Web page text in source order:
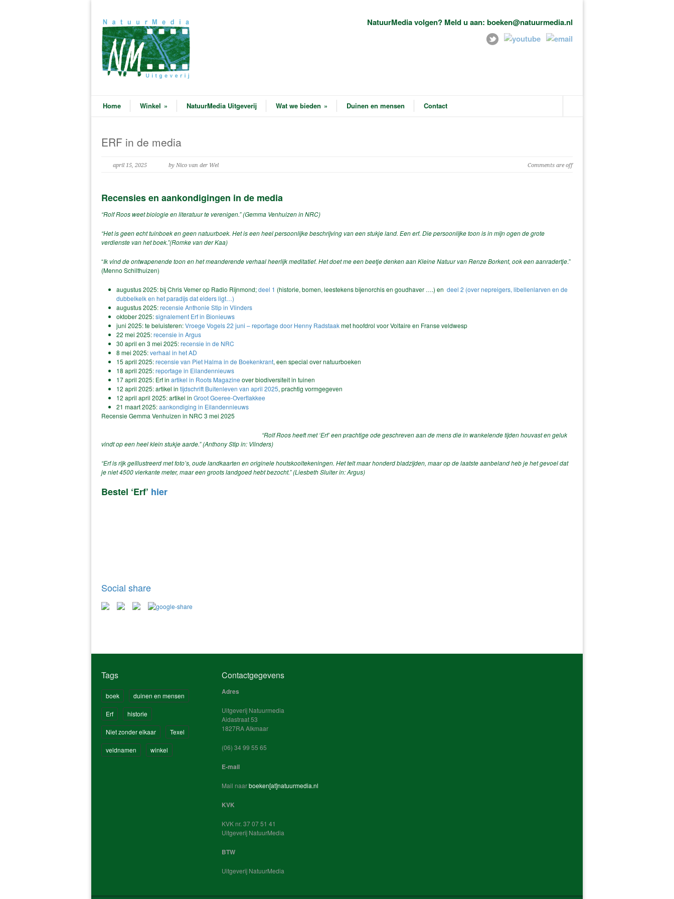
NatuurMedia volgen? Meld u aan: boeken@natuurmedia.nl
Home Winkel » NatuurMedia Uitgeverij Wat we bieden » Duinen en mensen Contact
ERF in de media
april 15, 2025 by Nico van der Wel Comments are off
Recensies en aankondigingen in de media
“Rolf Roos weet biologie en literatuur te verenigen.” (Gemma Venhuizen in NRC)
“Het is geen echt tuinboek en geen natuurboek. Het is een heel persoonlijke beschrijving van een stukje land. Een erf. Die persoonlijke toon is in mijn ogen de grote
verdienste van het boek.”(Romke van der Kaa)
“Ik vind de ontwapenende toon en het meanderende verhaal heerlijk meditatief. Het doet me een beetje denken aan Kleine Natuur van Renze Borkent, ook een aanradertje.”
(Menno Schilthuizen)
augustus 2025: bij Chris Vemer op Radio Rijnmond;deel 1 (historie, bomen, leestekens bijenorchis en goudhaver ….) en deel 2 (over nepreigers, libellenlarven en de
dubbelkelk en het paradijs dat elders ligt…)
augustus 2025:recensie Anthonie Stip in Vlinders
oktober 2025:signalement Erf in Bionieuws
juni 2025: te beluisteren:Vroege Vogels 22 juni – reportage door Henny Radstaakmet hoofdrol voor Voltaire en Franse veldwesp
22 mei 2025:recensie in Argus
30 april en 3 mei 2025:recensie in de NRC
8 mei 2025:verhaal in het AD
15 april 2025:recensie van Piet Halma in de Boekenkrant, een special over natuurboeken
18 april 2025:reportage in Eilandennieuws
17 april 2025: Erf in artikel in Roots Magazine over biodiversiteit in tuinen
12 april 2025: artikel in tijdschrift Buitenleven van april 2025, prachtig vormgegeven
12 april april 2025: artikel in Groot Goeree-Overflakkee
21 maart 2025:aankondiging in Eilandennieuws
Recensie Gemma Venhuizen in NRC 3 mei 2025
“Rolf Roos heeft met ‘Erf’ een prachtige ode geschreven aan de mens die in wankelende tijden houvast en geluk
vindt op een heel klein stukje aarde.” (Anthony Stip in: Vlinders)
“Erf is rijk geïllustreerd met foto’s, oude landkaarten en originele houtskooltekeningen. Het telt maar honderd bladzijden, maar op de laatste aanbeland heb je het gevoel dat
je niet 4500 vierkante meter, maar een groots landgoed hebt bezocht.” (Liesbeth Sluiter in: Argus)
Bestel ‘Erf’ hier
Social share
Tags
boek duinen en mensen
Erf historie
Niet zonder elkaar Texel
veldnamen winkel
Contactgegevens
Adres
Uitgeverij Natuurmedia
Aidastraat 53
1827RA Alkmaar
‭(06) 34 99 55 65‬
E-mail
Mail naarboeken[at]natuurmedia.nl
KVK
KVK nr. 37 07 51 41
Uitgeverij NatuurMedia
BTW
Uitgeverij NatuurMedia